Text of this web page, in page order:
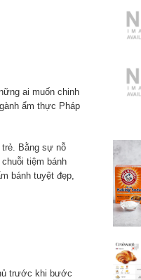
ai muốn chinh
ẩm thực Pháp
Bằng sự nỗ
tiệm bánh
bánh tuyệt đẹp,
trước khi bước